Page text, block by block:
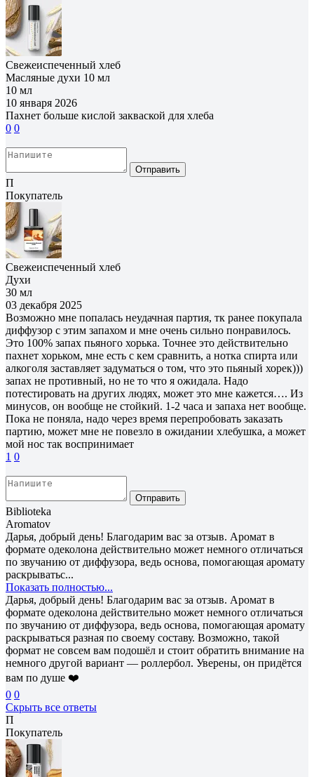
Свежеиспеченный хлеб
Масляные духи 10 мл
10 мл
10 января 2026
Пахнет больше кислой закваской для хлеба
0 0
Отправить
П
Покупатель
Свежеиспеченный хлеб
Духи
30 мл
03 декабря 2025
Возможно мне попалась неудачная партия, тк ранее покупала
диффузор с этим запахом и мне очень сильно понравилось.
Это 100% запах пьяного хорька. Точнее это действительно
пахнет хорьком, мне есть с кем сравнить, а нотка спирта или
алкоголя заставляет задуматься о том, что это пьяный хорек)))
запах не противный, но не то что я ожидала. Надо
потестировать на других людях, может это мне кажется…. Из
минусов, он вообще не стойкий. 1-2 часа и запаха нет вообще.
Пока не поняла, надо через время перепробовать заказать
партию, может мне не повезло в ожидании хлебушка, а может
мой нос так воспринимает
1 0
Отправить
Biblioteka
Aromatov
Дарья, добрый день! Благодарим вас за отзыв. Аромат в
формате одеколона действительно может немного отличаться
по звучанию от диффузора, ведь основа, помогающая аромату
раскрыватьс...
Показать полностью...
Дарья, добрый день! Благодарим вас за отзыв. Аромат в
формате одеколона действительно может немного отличаться
по звучанию от диффузора, ведь основа, помогающая аромату
раскрываться разная по своему составу. Возможно, такой
формат не совсем вам подошёл и стоит обратить внимание на
немного другой вариант — роллербол. Уверены, он придётся
вам по душе ❤️
0 0
Скрыть все ответы
П
Покупатель